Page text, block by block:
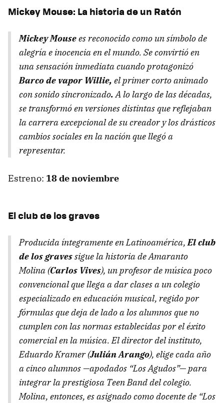
Mickey Mouse: La historia de un Ratón
Mickey Mousees reconocido como un símbolo de
alegría e inocencia en el mundo. Se convirtió en
una sensación inmediata cuando protagonizó
Barco de vapor Willie, el primer corto animado
con sonido sincronizado.A lo largo de las décadas,
se transformó en versiones distintas que reflejaban
la carrera excepcional de su creador y los drásticos
cambios sociales en la nación que llegó a
representar.
Estreno: 18 de noviembre
El club de los graves
Producida íntegramente en Latinoamérica,El club
de los gravessigue la historia de Amaranto
Molina (Carlos Vives), un profesor de música poco
convencional que llega a dar clases a un colegio
especializado en educación musical, regido por
fórmulas que deja de lado a los alumnos que no
cumplen con las normas establecidas por el éxito
comercial en la música. El director del instituto,
Eduardo Kramer (Julián Arango), elige cada año
a cinco alumnos —apodados “Los Agudos”— para
integrar la prestigiosa Teen Banddel colegio.
Molina, entonces, es asignado como docente de “Los